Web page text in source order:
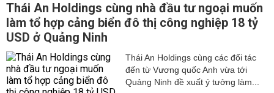
Thái An Holdings cùng nhà đầu tư ngoại muốn
làm tổ hợp cảng biển đô thị công nghiệp 18 tỷ
USD ở Quảng Ninh
Thái An Holdings cùng các đối tác
đến từ Vương quốc Anh vừa tới
Quảng Ninh đề xuất ý tưởng làm...